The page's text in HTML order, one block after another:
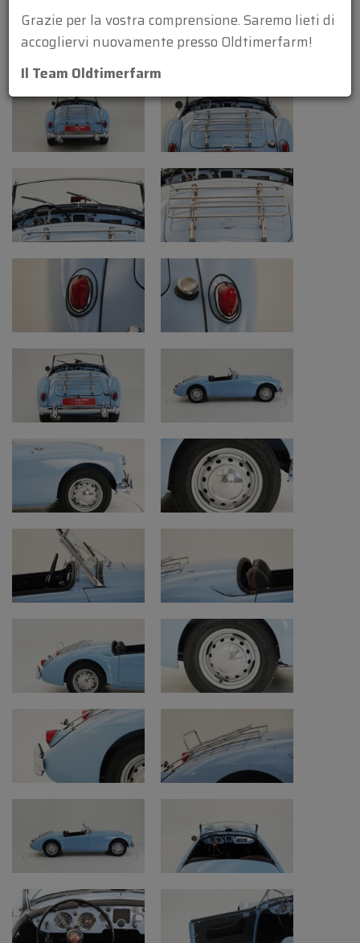
La MG A 1500 era disponibile sia in versione
coupé che roadster aperta. Entrambe le
per il loro ruolo pionieristico nel design delle
famose roadster britanniche.
Informazioni tecniche:
Lunghezza (cm): 396
Larghezza (cm): 145
Altezza (cm): 127
Passo (cm): 239
Peso (kg): 930
Meccanica
quattro cilindri in linea
Comando valvole: 8
Sistema di alimentazione: 2 carburatore
SU
Cambio: manuale a quattro marce
Trasmissione: RWD
Sterzo a sinistra
Potenza massima: 72 CV (54 kW) a 5500
giri/min
Coppia massima: 105 Nm a 3500 giri/min
Velocità massima: 150 km/h
per ricevere il dettagliato rapporto di
perizia**
Grazie per la vostra comprensione. Saremo lieti di
accogliervi nuovamente presso Oldtimerfarm!
Il Team Oldtimerfarm